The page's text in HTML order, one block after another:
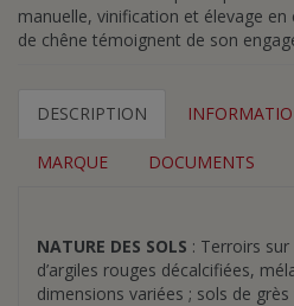
manuelle, vinification et élevage
de chêne témoignent de son
DESCRIPTION
MARQUE DOCUMENTS
NATURE DES SOLS : Terroirs sur
d’argiles rouges décalcifiées,
dimensions variées ; sols de grès